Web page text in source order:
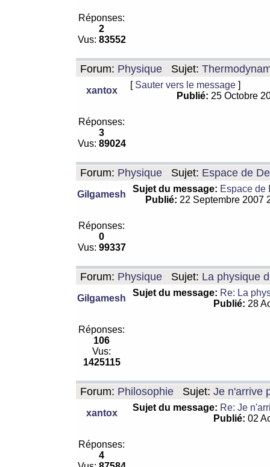
Réponses:
2
Vus: 83552
Forum: Physique Sujet:
xantox
[ Sauter vers le message ]
Publié: 25 Octobre
Réponses:
3
Vus: 89024
Forum: Physique Sujet: Espace de
Gilgamesh
Sujet du message: Espace de
Publié: 22 Septembre 2007
Réponses:
0
Vus: 99337
Forum: Physique Sujet: La physique
Gilgamesh
Sujet du message: Re: La
Publié: 28
Réponses:
106
Vus:
1425115
Forum: Philosophie Sujet: Je n'arrive
xantox
Sujet du message: Re: Je
Publié: 02
Réponses:
4